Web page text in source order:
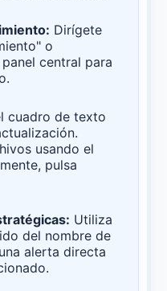
Dirígete
o
central para
cuadro de texto
usando el
pulsa
Utiliza
del nombre de
alerta directa